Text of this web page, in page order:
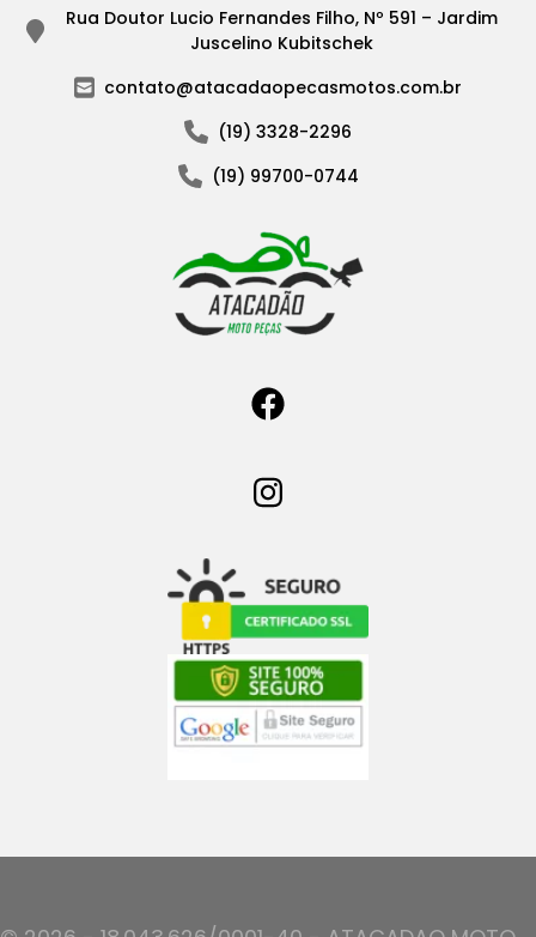
Rua Doutor Lucio Fernandes Filho, Nº 591 – Jardim
Juscelino Kubitschek
contato@atacadaopecasmotos.com.br
(19) 3328-2296
(19) 99700-0744